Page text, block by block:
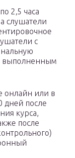
2,5 часа
слушатели
с
выполненным
онлайн или в
дней после
курса,
после